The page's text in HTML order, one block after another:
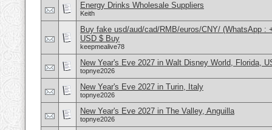
Energy Drinks Wholesale Suppliers
Keith
Buy fake usd/aud/cad/RMB/euros/CNY/ (WhatsApp :
USD $ Buy
keepmealive78
New Year's Eve 2027 in Walt Disney World, Florida,
topnye2026
New Year's Eve 2027 in Turin, Italy
topnye2026
New Year's Eve 2027 in The Valley, Anguilla
topnye2026